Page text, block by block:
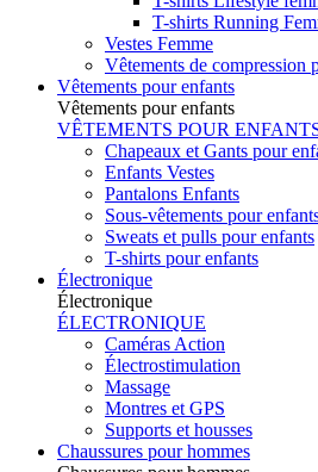
T-shirts Running
Vestes Femme
Vêtements de compression
Vêtements pour enfants
Vêtements pour enfants
VÊTEMENTS POUR
Chapeaux et Gants pour
Enfants Vestes
Pantalons Enfants
Sous-vêtements pour
Sweats et pulls pour enfants
T-shirts pour enfants
Électronique
Électronique
ÉLECTRONIQUE
Caméras Action
Électrostimulation
Massage
Montres et GPS
Supports et housses
Chaussures pour hommes